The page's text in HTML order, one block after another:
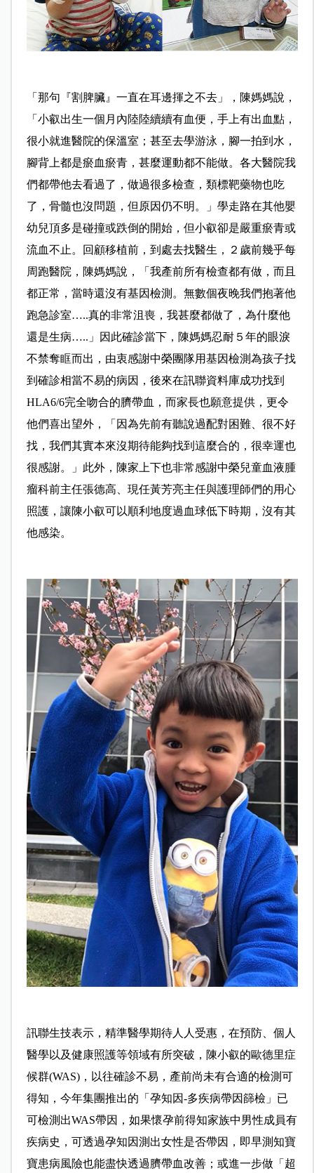
「那句『割脾臟』一直在耳邊揮之不去」，陳媽媽說，
「小叡出生一個月內陸陸續續有血便，手上有出血點，
很小就進醫院的保溫室；甚至去學游泳，腳一拍到水，
腳背上都是瘀血瘀青，甚麼運動都不能做。各大醫院我
們都帶他去看過了，做過很多檢查，類標靶藥物也吃
了，骨髓也沒問題，但原因仍不明。」學走路在其他嬰
幼兒頂多是碰撞或跌倒的開始，但小叡卻是嚴重瘀青或
流血不止。回顧移植前，到處去找醫生，２歲前幾乎每
周跑醫院，陳媽媽說，「我產前所有檢查都有做，而且
都正常，當時還沒有基因檢測。無數個夜晚我們抱著他
跑急診室…..真的非常沮喪，我甚麼都做了，為什麼他
還是生病…..」因此確診當下，陳媽媽忍耐５年的眼淚
不禁奪眶而出，由衷感謝中榮團隊用基因檢測為孩子找
到確診相當不易的病因，後來在訊聯資料庫成功找到
HLA6/6完全吻合的臍帶血，而家長也願意提供，更令
他們喜出望外，「因為先前有聽說過配對困難、很不好
找，我們其實本來沒期待能夠找到這麼合的，很幸運也
很感謝。」此外，陳家上下也非常感謝中榮兒童血液腫
瘤科前主任張德高、現任黃芳亮主任與護理師們的用心
照護，讓陳小叡可以順利地度過血球低下時期，沒有其
他感染。
訊聯生技表示，精準醫學期待人人受惠，在預防、個人
醫學以及健康照護等領域有所突破，陳小叡的歐德里症
候群(WAS)，以往確診不易，產前尚未有合適的檢測可
得知，今年集團推出的「孕知因-多疾病帶因篩檢」已
可檢測出WAS帶因，如果懷孕前得知家族中男性成員有
疾病史，可透過孕知因測出女性是否帶因，即早測知寶
寶患病風險也能盡快透過臍帶血改善；或進一步做「超